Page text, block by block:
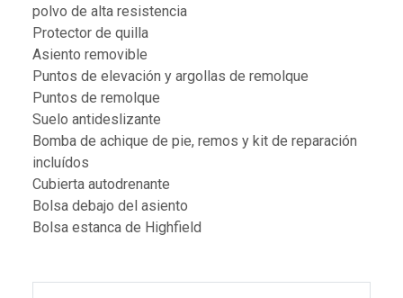
polvo de alta resistencia
Protector de quilla
Asiento removible
Puntos de elevación y argollas de remolque
Puntos de remolque
Suelo antideslizante
Bomba de achique de pie, remos y kit de reparación
incluídos
Cubierta autodrenante
Bolsa debajo del asiento
Bolsa estanca de Highfield